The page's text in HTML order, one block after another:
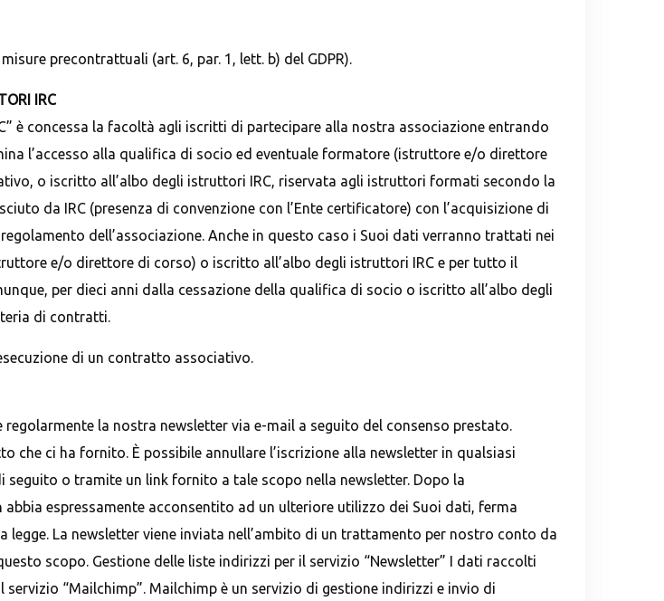
precontrattuali (art. 6, par. 1, lett. b) del GDPR).
IRC
è concessa la facoltà agli iscritti di partecipare alla nostra associazione entrando
l’accesso alla qualifica di socio ed eventuale formatore (istruttore e/o direttore
o iscritto all’albo degli istruttori IRC, riservata agli istruttori formati secondo la
da IRC (presenza di convenzione con l’Ente certificatore) con l’acquisizione di
dell’associazione. Anche in questo caso i Suoi dati verranno trattati nei
e/o direttore di corso) o iscritto all’albo degli istruttori IRC e per tutto il
per dieci anni dalla cessazione della qualifica di socio o iscritto all’albo degli
di contratti.
di un contratto associativo.
la nostra newsletter via e-mail a seguito del consenso prestato.
che ci ha fornito. È possibile annullare l’iscrizione alla newsletter in qualsiasi
o tramite un link fornito a tale scopo nella newsletter. Dopo la
espressamente acconsentito ad un ulteriore utilizzo dei Suoi dati, ferma
La newsletter viene inviata nell’ambito di un trattamento per nostro conto da
scopo. Gestione delle liste indirizzi per il servizio “Newsletter” I dati raccolti
“Mailchimp”. Mailchimp è un servizio di gestione indirizzi e invio di